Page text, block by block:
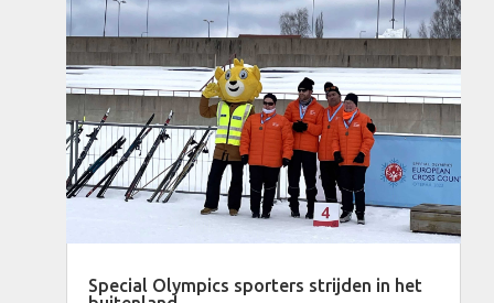
Special Olympics sporters strijden in het